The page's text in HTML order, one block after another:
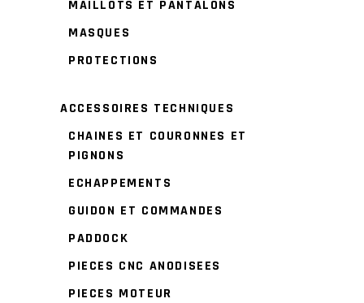
MAILLOTS ET PANTALONS
MASQUES
PROTECTIONS
ACCESSOIRES TECHNIQUES
CHAINES ET COURONNES ET
PIGNONS
ECHAPPEMENTS
GUIDON ET COMMANDES
PADDOCK
PIECES CNC ANODISEES
PIECES MOTEUR